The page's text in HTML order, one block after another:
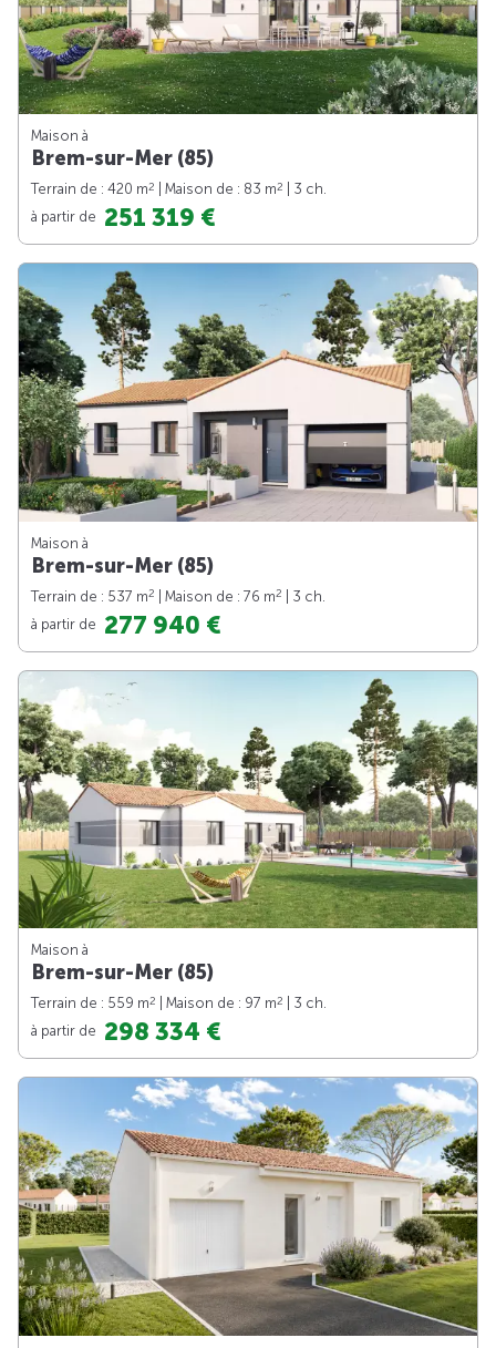
Maison à
Brem-sur-Mer (85)
Terrain de : 420 m2 | Maison de : 83 m2
| 3 ch.
à partir de 251 319 €
Maison à
Brem-sur-Mer (85)
Terrain de : 537 m2 | Maison de : 76 m2
| 3 ch.
à partir de 277 940 €
Maison à
Brem-sur-Mer (85)
Terrain de : 559 m2 | Maison de : 97 m2
| 3 ch.
à partir de 298 334 €